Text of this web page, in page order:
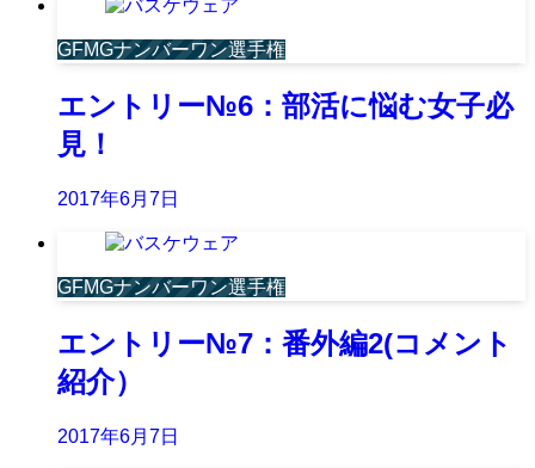
GFMGナンバーワン選手権
エントリー№6：部活に悩む女子必
見！
2017年6月7日
GFMGナンバーワン選手権
エントリー№7：番外編2(コメント
紹介）
2017年6月7日